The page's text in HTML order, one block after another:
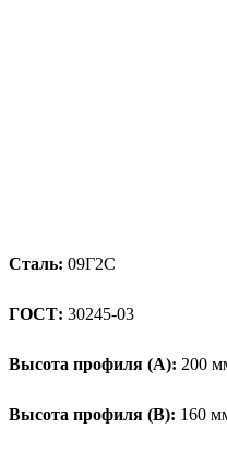
Сталь: 09Г2С
ГОСТ: 30245-03
Высота профиля (А): 200
Высота профиля (B): 160